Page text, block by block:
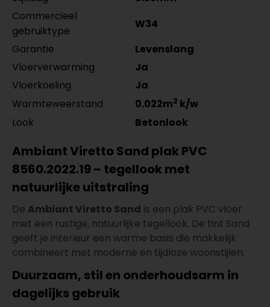
Commercieel
gebruiktype
W34
Garantie
Levenslang
Vloerverwarming
Ja
Vloerkoeling
Ja
Warmteweerstand
0.022m2 k/w
Look
Betonlook
Ambiant Viretto Sand plak PVC
8560.2022.19 – tegellook met
natuurlijke uitstraling
De Ambiant Viretto Sand is een plak PVC vloer
met een rustige, natuurlijke tegellook. De tint Sand
geeft je interieur een warme basis die makkelijk
combineert met moderne en tijdloze woonstijlen.
Duurzaam, stil en onderhoudsarm in
dagelijks gebruik